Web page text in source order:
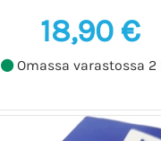
18,90 €
Omassa varastossa 2